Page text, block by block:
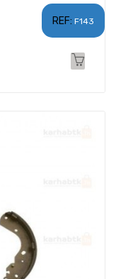
REF: F143